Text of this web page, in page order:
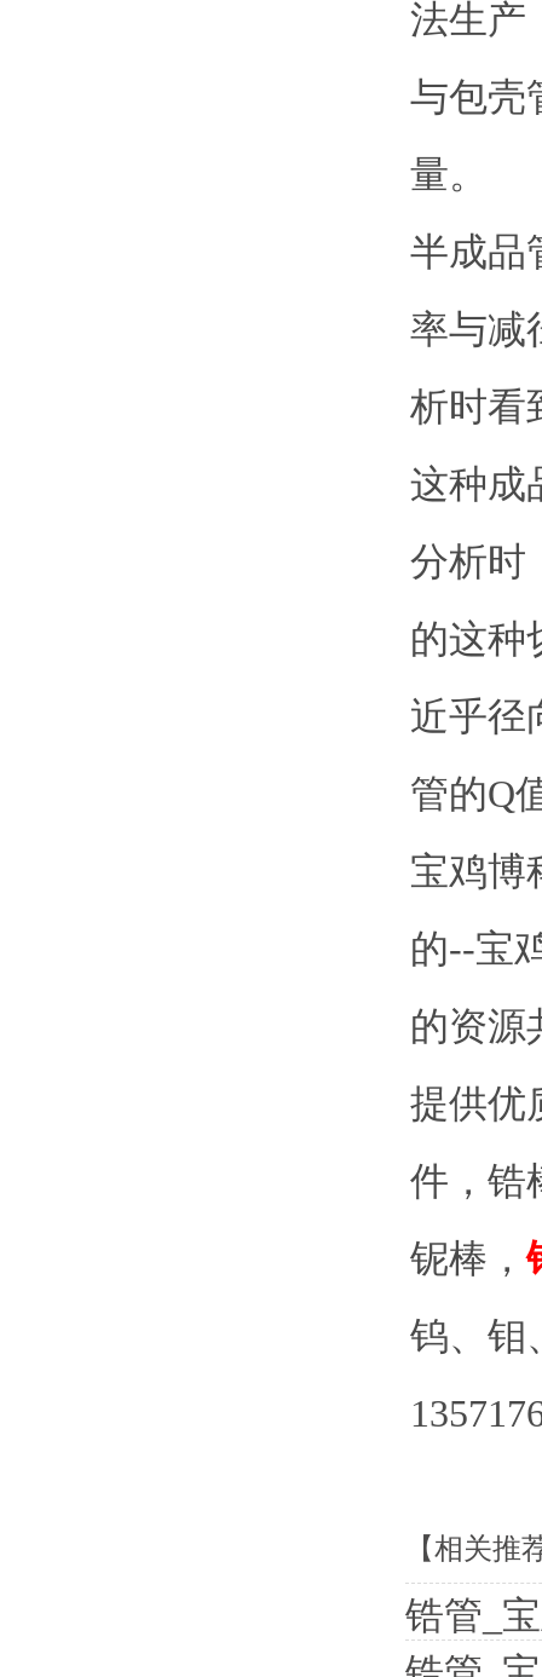
法生产
与包壳
量。
半成品
率与减
析时看
这种成
分析时
的这种
近乎径
管的Q
宝鸡博
的--宝
的资源
提供优
件，锆
铌棒，
钨、钼
【相关推
锆管_